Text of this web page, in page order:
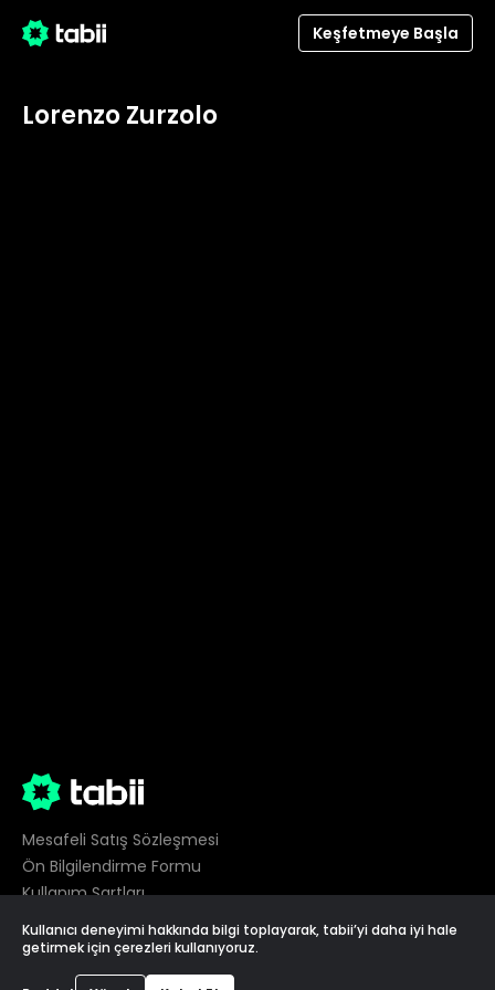
Keşfetmeye Başla
Lorenzo Zurzolo
Mesafeli Satış Sözleşmesi
Ön Bilgilendirme Formu
Kullanım Şartları
Gizlilik
Çerez Tercihleri
Kullanıcı deneyimi hakkında bilgi toplayarak, tabii’yi daha iyi hale
getirmek için çerezleri kullanıyoruz.